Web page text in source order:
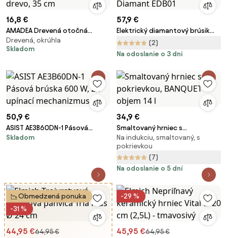
16,8 €
AMADEA Drevená otočná
doštička, masívne drevo, 35 cm
Drevená, okrúhla
Skladom
57,9 €
Elektrický diamantový brúsik
nožov Vigan Diamant EDB01
(2)
Na odoslanie o 3 dni
50,9 €
ASIST AE3B60DN-1 Pásová
brúska 600 W, 2x upínací
Skladom
34,9 €
Smaltovaný hrniec s
pokrievkou, BANQUET objem 14 l
Na indukciu, smaltovaný, s
pokrievkou
(7)
Na odoslanie o 5 dní
Obmedzená ponuka
-31 %
44,95 €64,95 €
-29 %
45,95 €64,95 €